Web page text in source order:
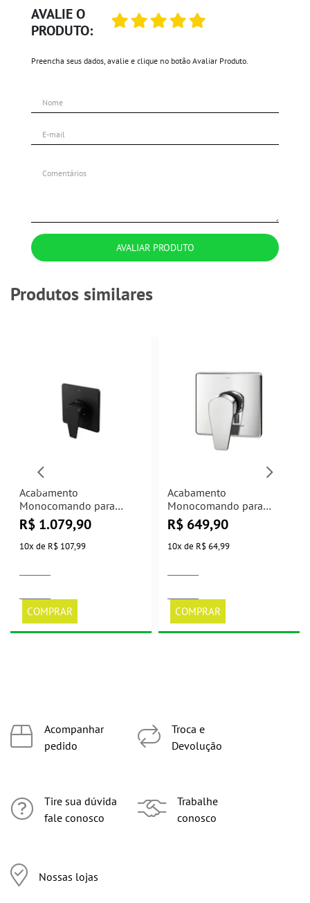
AVALIE O
PRODUTO:
Preencha seus dados, avalie e clique no botão Avaliar Produto.
AVALIAR PRODUTO
Produtos similares
Acabamento
Monocomando para
Chuveiro Alta Pressão
1/2" Lift Ônix Docol
R$ 1.079,90
10x de R$ 107,99
COMPRAR
Acabamento
Monocomando para
Chuveiro e Ducha Lift
Cromado Docol
R$ 649,90
10x de R$ 64,99
COMPRAR
Acompanhar
pedido
Tire sua dúvida
fale conosco
Nossas lojas
Troca e
Devolução
Trabalhe
conosco